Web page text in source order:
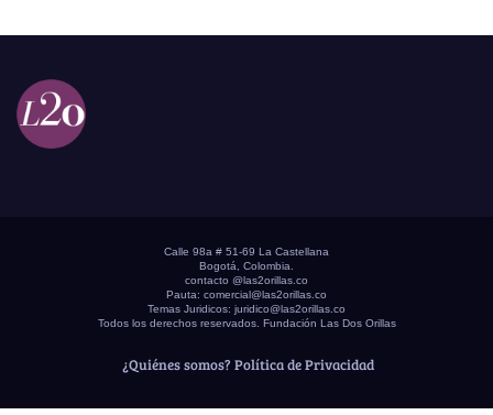
Calle 98a # 51-69 La Castellana
Bogotá, Colombia.
contacto @las2orillas.co
Pauta: comercial@las2orillas.co
Temas Juridicos: juridico@las2orillas.co
Todos los derechos reservados. Fundación Las Dos Orillas
¿Quiénes somos? Política de Privacidad